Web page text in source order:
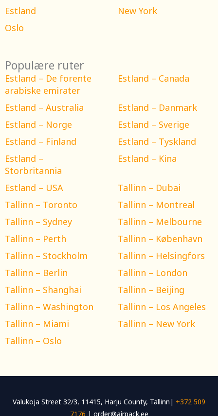
Estland
New York
Oslo
Populære ruter
Estland – De forente
arabiske emirater
Estland – Canada
Estland – Australia
Estland – Danmark
Estland – Norge
Estland – Sverige
Estland – Finland
Estland – Tyskland
Estland –
Storbritannia
Estland – Kina
Estland – USA
Tallinn – Dubai
Tallinn – Toronto
Tallinn – Montreal
Tallinn – Sydney
Tallinn – Melbourne
Tallinn – Perth
Tallinn – København
Tallinn – Stockholm
Tallinn – Helsingfors
Tallinn – Berlin
Tallinn – London
Tallinn – Shanghai
Tallinn – Beijing
Tallinn – Washington
Tallinn – Los Angeles
Tallinn – Miami
Tallinn – New York
Tallinn – Oslo
Valukoja Street 32/3, 11415, Harju County, Tallinn| +372 509
7176 | order@airpack.ee